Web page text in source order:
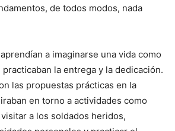
de todos modos, nada
a imaginarse una vida como
la entrega y la dedicación.
las propuestas prácticas en la
en torno a actividades como
a los soldados heridos,